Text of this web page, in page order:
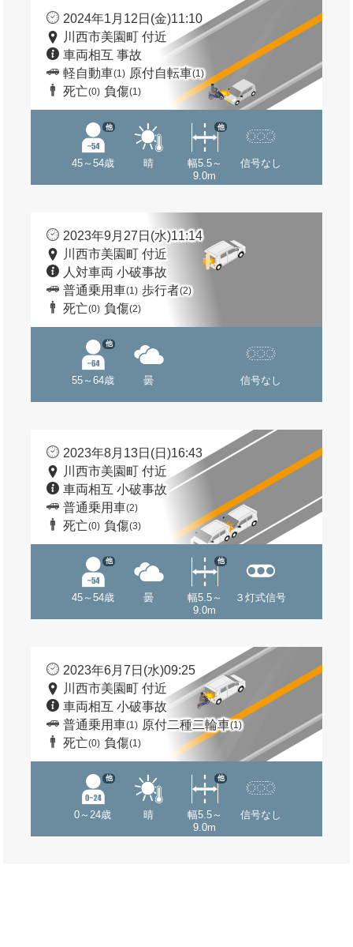
2024年1月12日(金)11:10
川西市美園町 付近
車両相互 事故
軽自動車(1) 原付自転車(1)
死亡(0) 負傷(1)
45～54歳
他
晴
幅5.5～
9.0m
他
信号なし
2023年9月27日(水)11:14
川西市美園町 付近
人対車両 小破事故
普通乗用車(1) 歩行者(2)
死亡(0) 負傷(2)
55～64歳
他
曇 信号なし
2023年8月13日(日)16:43
川西市美園町 付近
車両相互 小破事故
普通乗用車(2)
死亡(0) 負傷(3)
45～54歳
他
曇
幅5.5～
9.0m
他
３灯式信号
2023年6月7日(水)09:25
川西市美園町 付近
車両相互 小破事故
普通乗用車(1) 原付二種二輪車(1)
死亡(0) 負傷(1)
0～24歳
他
晴
幅5.5～
9.0m
他
信号なし